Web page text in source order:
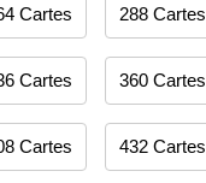
Cartes 288 Cartes
Cartes 360 Cartes
Cartes 432 Cartes